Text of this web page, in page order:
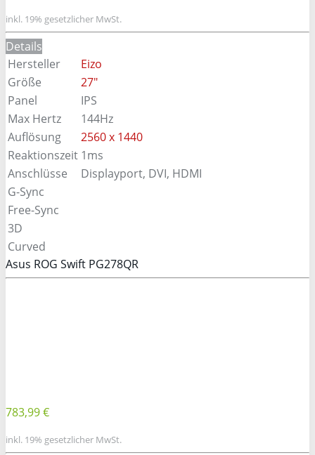
inkl. 19% gesetzlicher MwSt.
Details
Hersteller
Eizo
Größe
27"
Panel
IPS
Max Hertz
144Hz
Auflösung
2560 x 1440
Reaktionszeit 1ms
Anschlüsse
Displayport, DVI, HDMI
G-Sync
Free-Sync
3D
Curved
Asus ROG Swift PG278QR
783,99 €
inkl. 19% gesetzlicher MwSt.